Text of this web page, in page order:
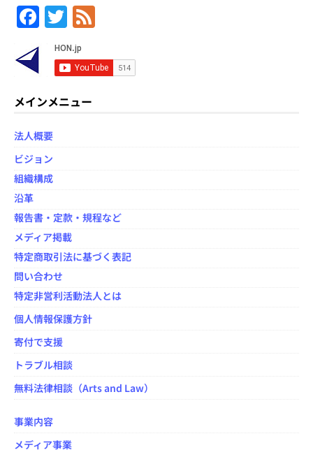
F
b
o
o
k
T
w
itt
er
e
d
メインメニュー
法人概要
ビジョン
組織構成
沿革
報告書・定款・規程など
メディア掲載
特定商取引法に基づく表記
問い合わせ
特定非営利活動法人とは
個人情報保護方針
寄付で支援
トラブル相談
無料法律相談（Arts and Law）
事業内容
メディア事業